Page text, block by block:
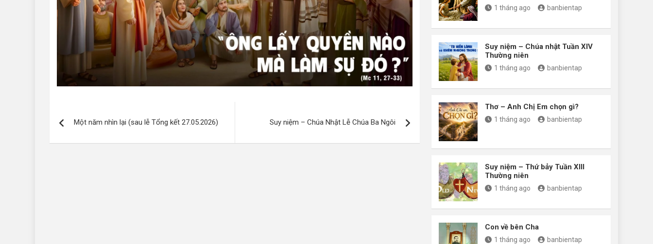
hướng
Một năm nhìn lại (sau lễ Tổng kết 27.05.2026) Suy niệm – Chúa Nhật Lễ Chúa Ba Ngôi
1 tháng ago banbientap
Suy niệm – Chúa nhật Tuần XIV
Thường niên
1 tháng ago banbientap
Thơ – Anh Chị Em chọn gì?
1 tháng ago banbientap
Suy niệm – Thứ bảy Tuần XIII
Thường niên
1 tháng ago banbientap
Con về bên Cha
1 tháng ago banbientap